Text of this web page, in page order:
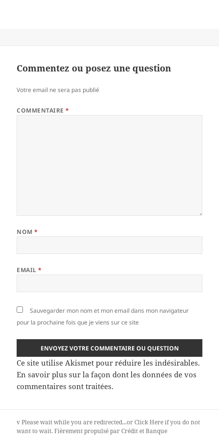
Commentez ou posez une question
Votre email ne sera pas publié
COMMENTAIRE*
NOM*
EMAIL*
Sauvegarder mon nom et mon email dans mon navigateur
pour la prochaine fois que je viens sur ce site
Ce site utilise Akismet pour réduire les indésirables.
En savoir plus sur la façon dont les données de vos
commentaires sont traitées.
vPlease wait while you are redirected...orClick Hereif you do not
want to wait.Fièrement propulsé par Crédit et Banque